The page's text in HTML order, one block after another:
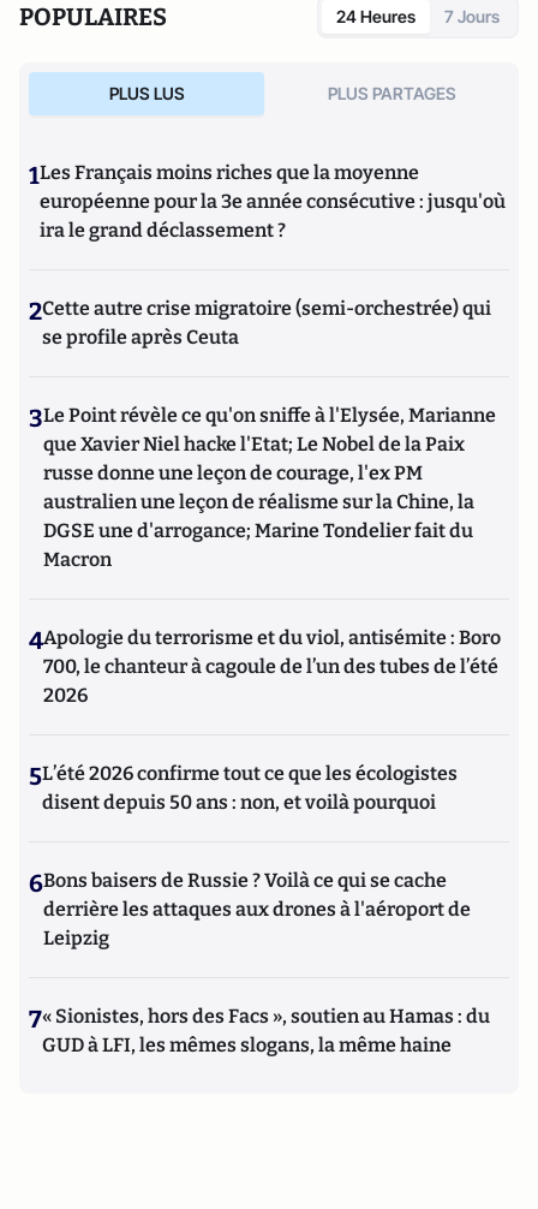
POPULAIRES 24 Heures 7 Jours
PLUS LUS PLUS PARTAGES
1Les Français moins riches que la moyenne
européenne pour la 3e année consécutive : jusqu'où
ira le grand déclassement ?
2Cette autre crise migratoire (semi-orchestrée) qui
se profile après Ceuta
3Le Point révèle ce qu'on sniffe à l'Elysée, Marianne
que Xavier Niel hacke l'Etat; Le Nobel de la Paix
russe donne une leçon de courage, l'ex PM
australien une leçon de réalisme sur la Chine, la
DGSE une d'arrogance; Marine Tondelier fait du
Macron
4Apologie du terrorisme et du viol, antisémite : Boro
700, le chanteur à cagoule de l’un des tubes de l’été
2026
5L’été 2026 confirme tout ce que les écologistes
disent depuis 50 ans : non, et voilà pourquoi
6Bons baisers de Russie ? Voilà ce qui se cache
derrière les attaques aux drones à l'aéroport de
Leipzig
7« Sionistes, hors des Facs », soutien au Hamas : du
GUD à LFI, les mêmes slogans, la même haine